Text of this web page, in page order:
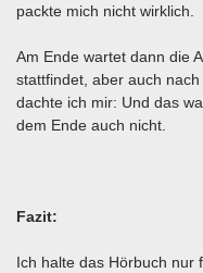
packte mich nicht wirklich.
Am Ende wartet dann die
stattfindet, aber auch
dachte ich mir: Und das
dem Ende auch nicht.
Fazit:
Ich halte das Hörbuch nur